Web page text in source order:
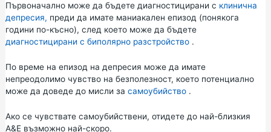
Първоначално може да бъдете диагностицирани с клинична
депресия, преди да имате маниакален епизод (понякога
години по-късно), след което може да бъдете
диагностицирани с биполярно разстройство.
По време на епизод на депресия може да имате
непреодолимо чувство на безполезност, което потенциално
може да доведе до мисли за самоубийство.
Ако се чувствате самоубийствени, отидете до най-близкия
A&E възможно най-скоро.